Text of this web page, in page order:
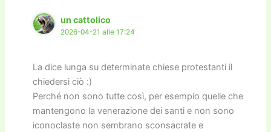
un cattolico
2026-04-21 alle 17:24
La dice lunga su determinate chiese protestanti il
chiedersi ciò :)
Perché non sono tutte così, per esempio quelle che
mantengono la venerazione dei santi e non sono
iconoclaste non sembrano sconsacrate e